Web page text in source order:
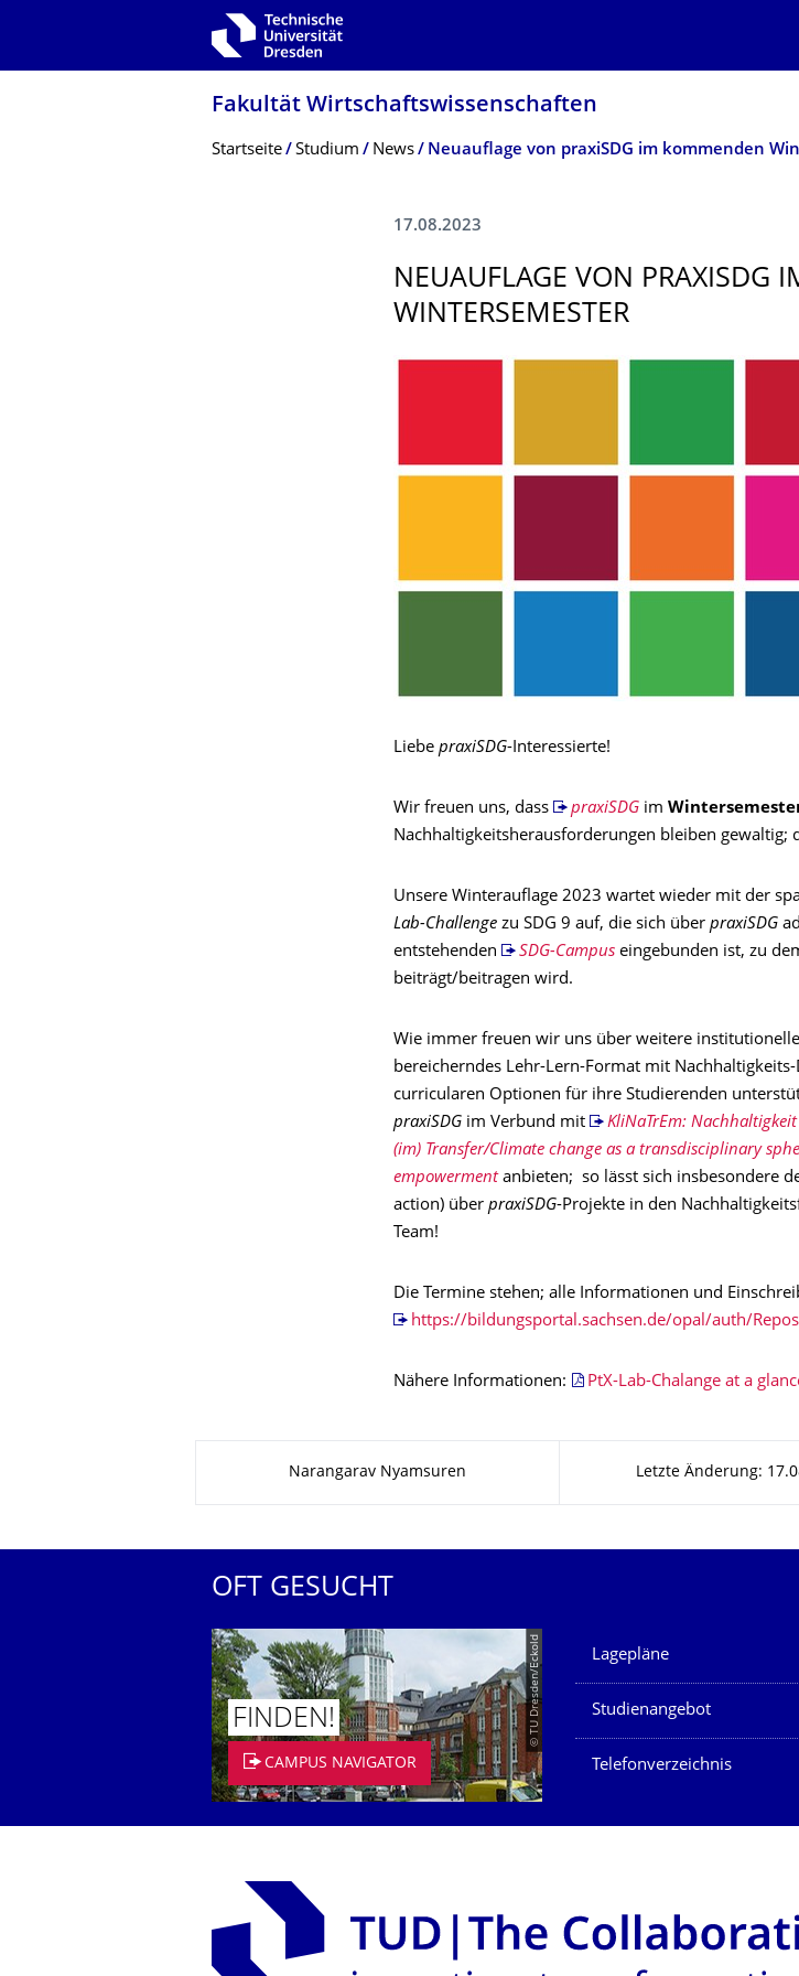
Zur Hauptnavigation springen
Fakultät Wirtschaftswissen­schaften
Breadcrumb-Menü
Startseite Studium News Neuauflage von praxiSDG im kommenden
17.08.2023
NEUAUFLAGE VON PRAXISDG
WINTERSEMESTER
Liebe praxiSDG-Interessierte!
Wir freuen uns, dass praxiSDGim
Nachhaltigkeitsherausforderungen bleiben gewaltig;
Unsere Winterauflage 2023 wartet wieder mit der
Lab-Challenge zu SDG 9 auf, die sich über praxiSDG
entstehenden
SDG-Campuseingebunden ist, zu
beiträgt/beitragen wird.
Wie immer freuen wir uns über weitere
bereicherndes Lehr-Lern-Format mit
curricularen Optionen für ihre Studierenden
praxiSDG im Verbund mit
KliNaTrEm:
(im) Transfer/Climate change as a transdisciplinary
empowermentanbieten; so lässt sich insbesondere
action) über praxiSDG-Projekte in den
Team!
Die Termine stehen; alle Informationen und
https://bildungsportal.sachsen.de/opal/auth/
Nähere Informationen: PtX-Lab-Chalange at a
Narangarav Nyamsuren Letzte Änderung:
OFT GESUCHT
© TU Dresden/Eckold
FINDEN!
CAMPUS NAVIGATOR
Unsere Dienste
Lagepläne
Studienangebot
Telefonverzeichnis